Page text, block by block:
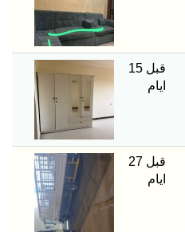
قبل 15
ايام
قبل 27
ايام